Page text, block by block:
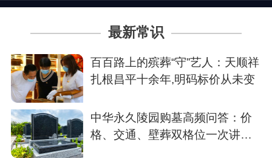
最新常识
百百路上的殡葬“守”艺人：天顺祥
扎根昌平十余年,明码标价从未变
中华永久陵园购墓高频问答：价
格、交通、壁葬双格位一次讲清